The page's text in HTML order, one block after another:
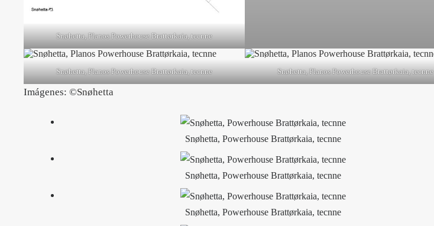
Snøhetta, Planos Powerhouse Brattørkaia, tecnne
Snøhetta, Planos Powerhouse Brattørkaia, tecnne Snøhetta, Planos Powerhouse Brattørkaia, tecnne
Imágenes: ©Snøhetta
Snøhetta, Powerhouse Brattørkaia, tecnne
Snøhetta, Powerhouse Brattørkaia, tecnne
Snøhetta, Powerhouse Brattørkaia, tecnne